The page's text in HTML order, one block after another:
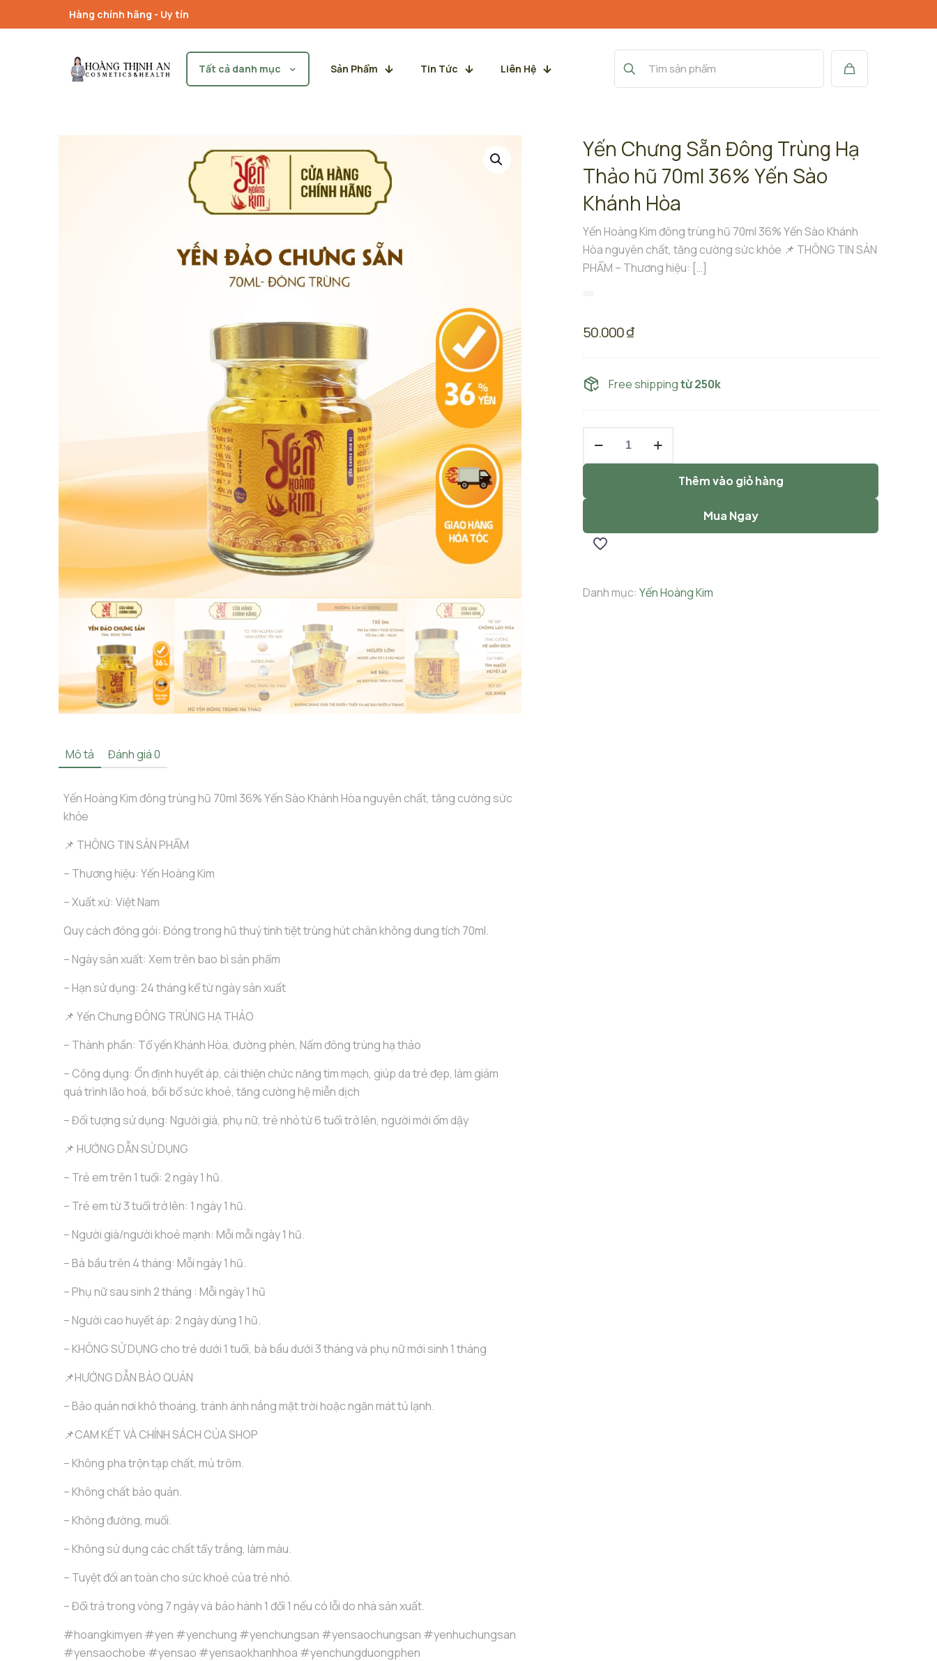
Hàng chính hãng - Uy tín
Tất cả danh mục Sản Phẩm Tin Tức Liên Hệ
Mô tả Đánh giá0
Yến Hoàng Kim đông trùng hũ 70ml 36% Yến Sào Khánh Hòa nguyên chất, tăng cường sức
khỏe
📌 THÔNG TIN SẢN PHẨM
– Thương hiệu: Yến Hoàng Kim
– Xuất xứ: Việt Nam
Quy cách đóng gói: Đóng trong hũ thuỷ tinh tiệt trùng hút chân không dung tích 70ml.
– Ngày sản xuất: Xem trên bao bì sản phẩm
– Hạn sử dụng: 24 tháng kể từ ngày sản xuất
📌 Yến Chưng ĐÔNG TRÙNG HẠ THẢO
– Thành phần: Tổ yến Khánh Hòa, đường phèn, Nấm đông trùng hạ thảo
– Công dụng: Ổn định huyết áp, cải thiện chức năng tim mạch, giúp da trẻ đẹp, làm giảm
quá trình lão hoá, bồi bổ sức khoẻ, tăng cường hệ miễn dịch
– Đối tượng sử dụng: Người già, phụ nữ, trẻ nhỏ từ 6 tuổi trở lên, người mới ốm dậy
📌 HƯỚNG DẪN SỬ DỤNG
– Trẻ em trên 1 tuổi: 2 ngày 1 hũ.
– Trẻ em từ 3 tuổi trở lên: 1 ngày 1 hũ.
– Người già/người khoẻ mạnh: Mỗi mỗi ngày 1 hũ.
– Bà bầu trên 4 tháng: Mỗi ngày 1 hũ.
– Phụ nữ sau sinh 2 tháng : Mỗi ngày 1 hũ
– Người cao huyết áp: 2 ngày dùng 1 hũ.
– KHÔNG SỬ DỤNG cho trẻ dưới 1 tuổi, bà bầu dưới 3 tháng và phụ nữ mới sinh 1 tháng
📌HƯỚNG DẪN BẢO QUẢN
– Bảo quản nơi khô thoáng, tránh ánh nắng mặt trời hoặc ngăn mát tủ lạnh.
📌CAM KẾT VÀ CHÍNH SÁCH CỦA SHOP
– Không pha trộn tạp chất, mủ trôm.
– Không chất bảo quản.
– Không đường, muối.
– Không sử dụng các chất tẩy trắng, làm màu.
– Tuyệt đối an toàn cho sức khoẻ của trẻ nhỏ.
– Đổi trả trong vòng 7 ngày và bảo hành 1 đổi 1 nếu có lỗi do nhà sản xuất.
#hoangkimyen #yen #yenchung #yenchungsan #yensaochungsan #yenhuchungsan
#yensaochobe #yensao #yensaokhanhhoa #yenchungduongphen
Yến Chưng Sẵn Đông Trùng Hạ
Thảo hũ 70ml 36% Yến Sào
Khánh Hòa
Yến Hoàng Kim đông trùng hũ 70ml 36% Yến Sào Khánh
Hòa nguyên chất, tăng cường sức khỏe 📌 THÔNG TIN SẢN
PHẨM – Thương hiệu: […]
50.000₫
Free shippingtừ 250k
Sẵn
Hạ
Thảo
36%
Thêm vào giỏ hàng
Mua Ngay
Danh mục: Yến Hoàng Kim